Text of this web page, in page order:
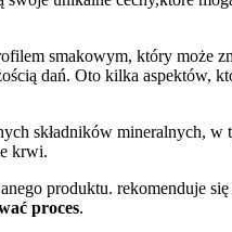
smakowym, który może
dań. Oto kilka aspektów,
składników mineralnych, w
krwi.
produktu. rekomenduje się
proces.